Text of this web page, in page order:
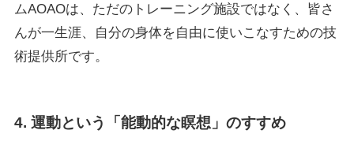
ムAOAOは、ただのトレーニング施設ではなく、皆さ
んが一生涯、自分の身体を自由に使いこなすための技
術提供所です。
4. 運動という「能動的な瞑想」のすすめ